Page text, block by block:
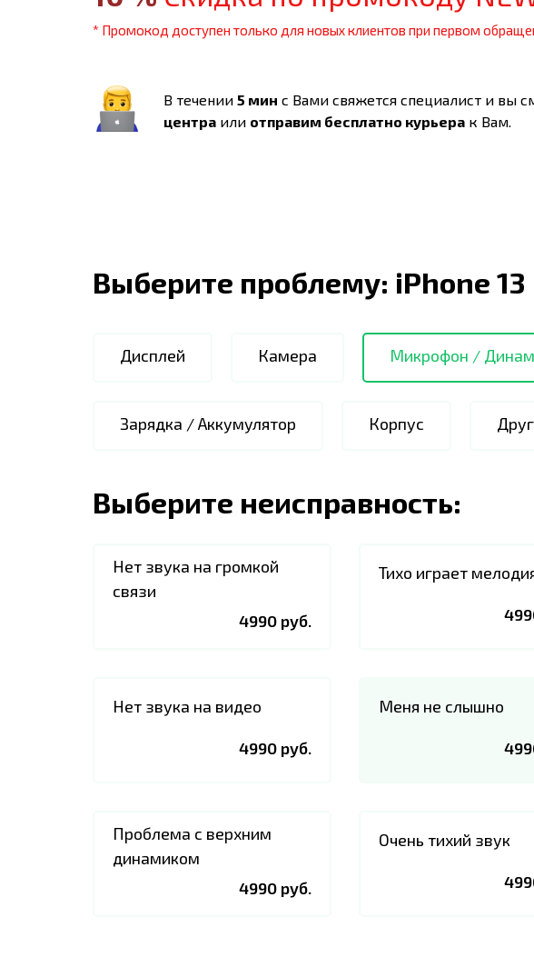
* Промокод доступен только для новых клиентов при первом
В течении 5 мин с Вами свяжется специалист и вы
центра или отправим бесплатно курьера к Вам.
Выберите проблему: iPhone
Дисплей Камера Микрофон /
Зарядка / Аккумулятор Корпус
Выберите неисправность:
Нет звука на громкой
связи
4990 руб.
Тихо играет
Нет звука на видео
4990 руб.
Меня не слышно
Проблема с верхним
динамиком
4990 руб.
Очень тихий звук